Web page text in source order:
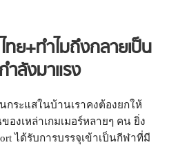
ไทย+ทำไมถึงกลายเป็น
ลังมาแรง
กระแสในบ้านเราคงต้องยกให้
องเหล่าเกมเมอร์หลายๆ คน ยิ่ง
ได้รับการบรรจุเข้าเป็นกีฬาที่มี